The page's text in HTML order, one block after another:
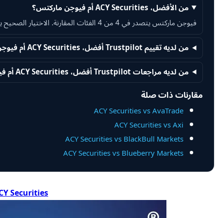
من الأفضل، ACY Securities أم فيوجن ماركتس؟
فيوجن ماركتس يتصدر في 4 من 4 الفئات المقارنة. الاختيار الصحيح يعتمد على العوامل التي تهمك أكثر.
من لديه تقييم Trustpilot أفضل، ACY Securities أم فيوجن ماركتس؟
من لديه مراجعات Trustpilot أفضل، ACY Securities أم فيوجن ماركتس؟
مقارنات ذات صلة
ACY Securities vs AvaTrade
ACY Securities vs Axi
ACY Securities vs BlackBull Markets
ACY Securities vs Blueberry Markets
Securities